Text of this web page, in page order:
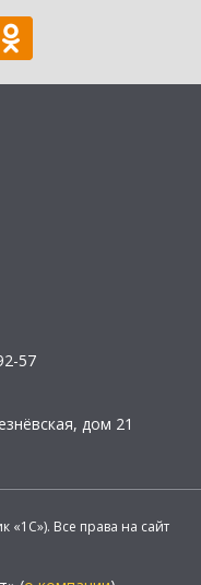
57
дом 21
Все права на сайт